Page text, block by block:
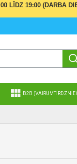
LĪDZ 19:00 (DARBA
B2B